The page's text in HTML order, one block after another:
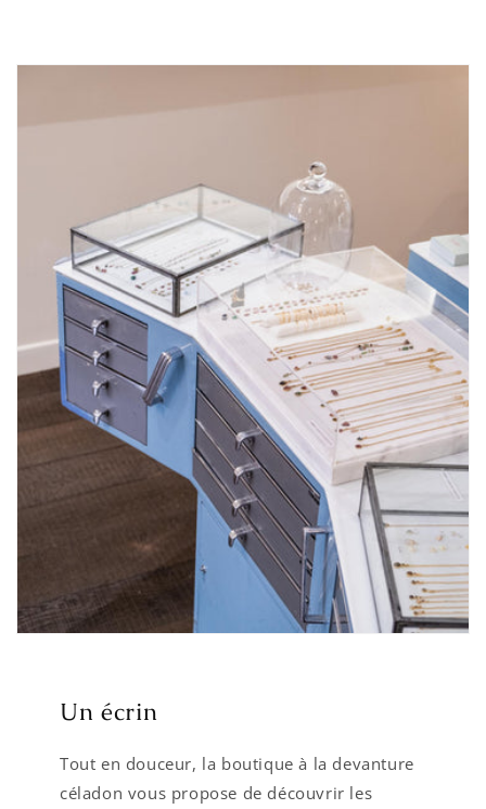
Un écrin
Tout en douceur, la boutique à la devanture
céladon vous propose de découvrir les